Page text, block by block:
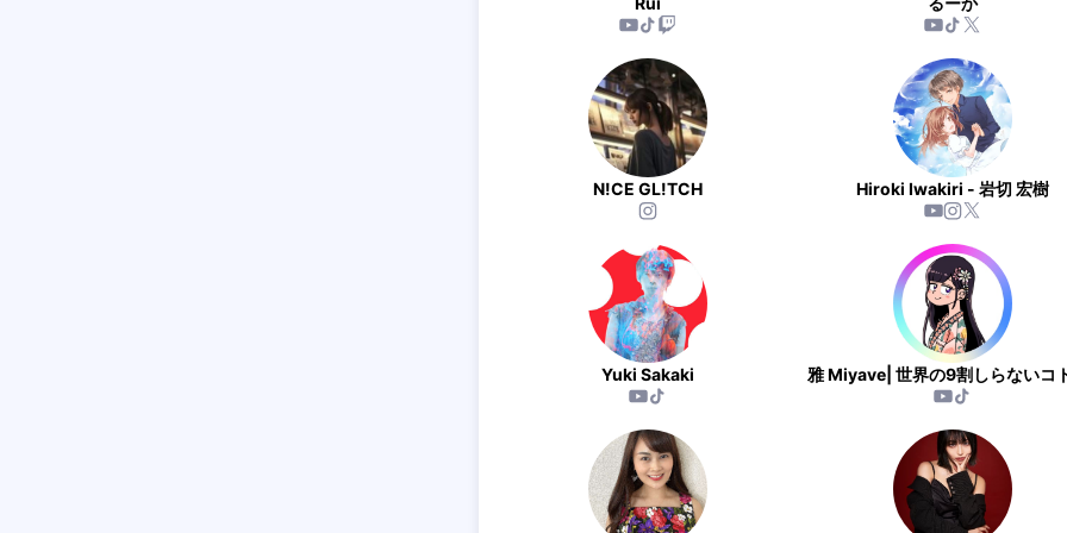
N!CE GL!TCH Hiroki Iwakiri - 岩切 宏樹
Yuki Sakaki